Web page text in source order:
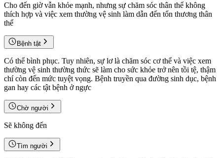
Cho đến giờ vẫn khỏe mạnh, nhưng sự chăm sóc thân thể không
thích hợp và việc xem thường vệ sinh làm dẫn đến tổn thương thân
thể
Bệnh tật
Có thể bình phục. Tuy nhiên, sự lơ là chăm sóc cơ thể và việc xem
thường vệ sinh thường thức sẽ làm cho sức khỏe trở nên tồi tệ, thậm
chí còn đến mức tuyệt vọng. Bệnh truyền qua đường sinh dục, bệnh
gan hay các tật bệnh ở ngực
Chờ người
Sẽ không đến
Tìm người